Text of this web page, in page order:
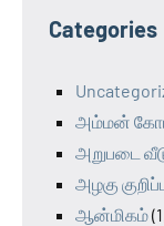
Categories
அம்மன்
அறுபடை
அழகு
ஆன்மிகம்